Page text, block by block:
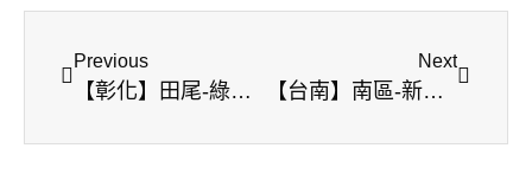
Previous
【彰化】田尾-綠果庭院 | 田尾公路花園 | 打卡景點 | 多肉天堂 | 多肉植物
Next
【台南】南區-新百祿燕窩觀光工廠 | 免門票 | 親子景點